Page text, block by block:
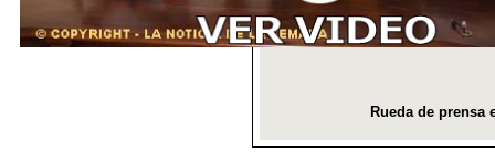
Rueda de prensa